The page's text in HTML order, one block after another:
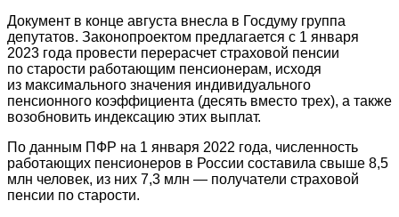
Документ в конце августа внесла в Госдуму группа
депутатов. Законопроектом предлагается с 1 января
2023 года провести перерасчет страховой пенсии
по старости работающим пенсионерам, исходя
из максимального значения индивидуального
пенсионного коэффициента (десять вместо трех), а также
возобновить индексацию этих выплат.
По данным ПФР на 1 января 2022 года, численность
работающих пенсионеров в России составила свыше 8,5
млн человек, из них 7,3 млн — получатели страховой
пенсии по старости.